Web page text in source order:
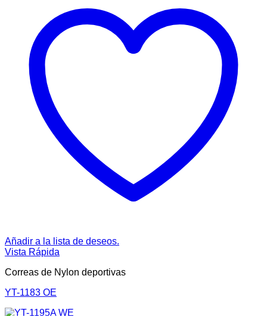
Añadir a la lista de deseos.
Vista Rápida
Correas de Nylon deportivas
YT-1183 OE